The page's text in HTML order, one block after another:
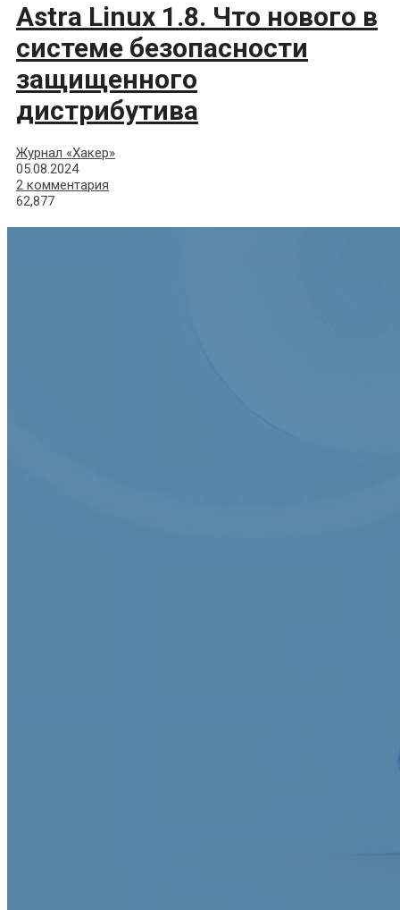
Astra Linux 1.8. Что нового в
системе безопасности
защищенного
дистрибутива
Журнал «Хакер»
05.08.2024
2 комментария
62,877